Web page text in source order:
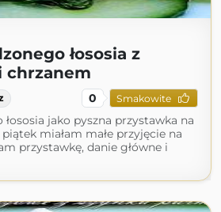
łososia z
chrzanem
0 Smakowite
łososia jako pyszna przystawka na
miałam małe przyjęcie na
przystawkę, danie główne i